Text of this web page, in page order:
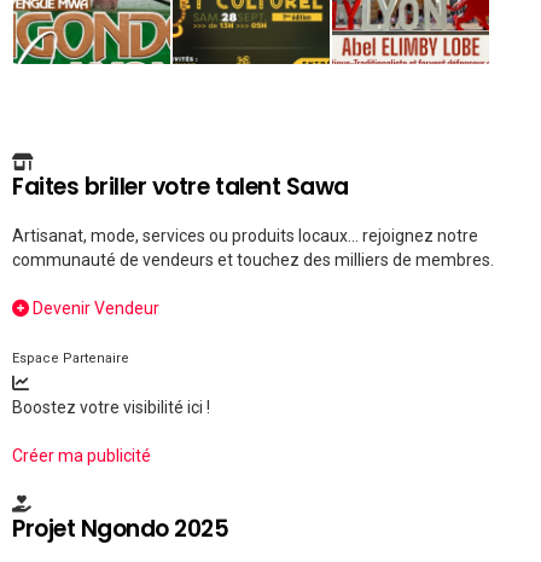
Faites briller votre talent Sawa
Artisanat, mode, services ou produits locaux... rejoignez notre
communauté de vendeurs et touchez des milliers de membres.
Devenir Vendeur
Espace Partenaire
Boostez votre visibilité ici !
Créer ma publicité
Projet Ngondo 2025